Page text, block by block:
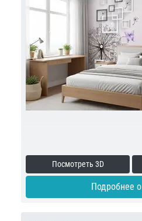
Посмотреть 3D
Подробнее